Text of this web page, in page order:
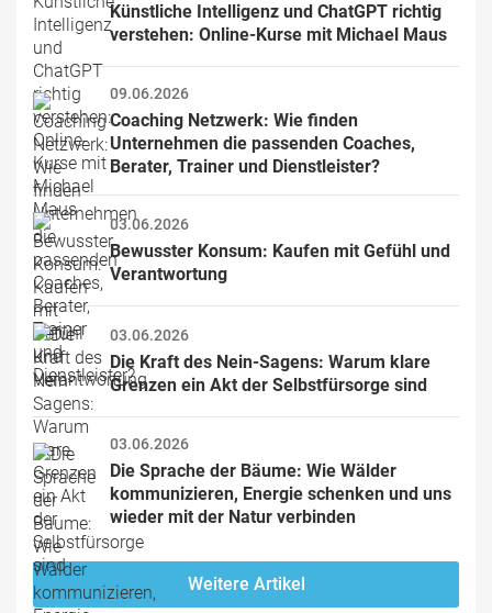
Künstliche Intelligenz und ChatGPT richtig
verstehen: Online-Kurse mit Michael Maus
09.06.2026
Coaching Netzwerk: Wie finden
Unternehmen die passenden Coaches,
Berater, Trainer und Dienstleister?
03.06.2026
Bewusster Konsum: Kaufen mit Gefühl und
Verantwortung
03.06.2026
Die Kraft des Nein-Sagens: Warum klare
Grenzen ein Akt der Selbstfürsorge sind
03.06.2026
Die Sprache der Bäume: Wie Wälder
kommunizieren, Energie schenken und uns
wieder mit der Natur verbinden
Weitere Artikel